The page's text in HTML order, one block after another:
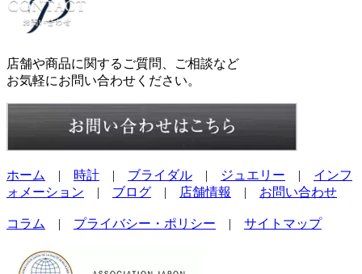
店舗や商品に関するご質問、ご相談など
お気軽にお問い合わせください。
ホーム | 時計 | ブライダル | ジュエリー | インフ
ォメーション | ブログ | 店舗情報 | お問い合わせ
コラム | プライバシー・ポリシー | サイトマップ